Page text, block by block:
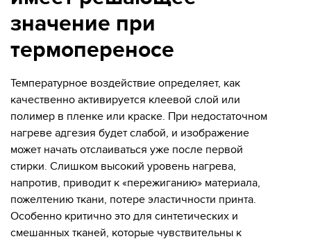
значение при
термопереносе
Температурное воздействие определяет, как
качественно активируется клеевой слой или
полимер в пленке или краске. При недостаточном
нагреве адгезия будет слабой, и изображение
может начать отслаиваться уже после первой
стирки. Слишком высокий уровень нагрева,
напротив, приводит к «пережиганию» материала,
пожелтению ткани, потере эластичности принта.
Особенно критично это для синтетических и
смешанных тканей, которые чувствительны к